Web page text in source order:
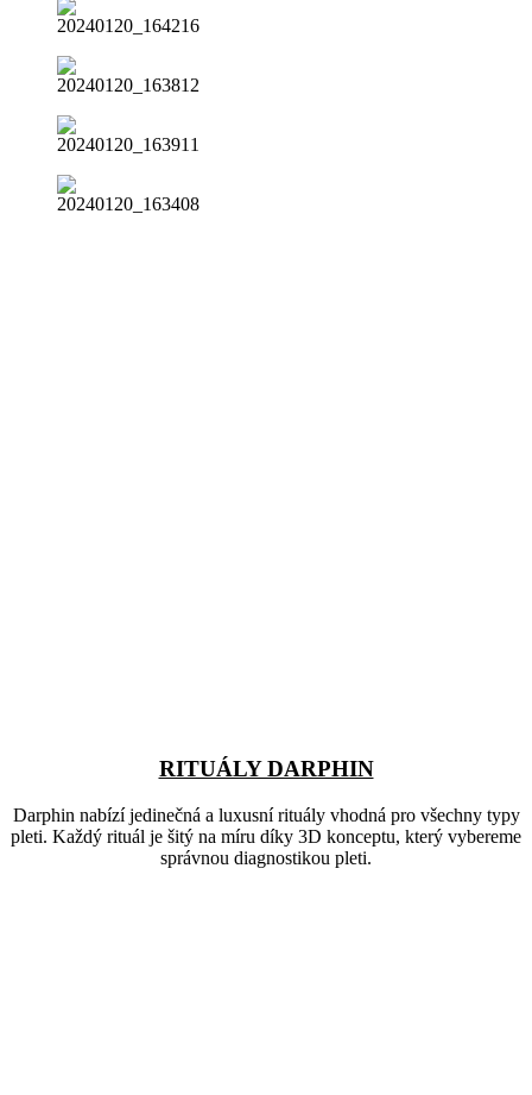
RITUÁLY DARPHIN
Darphin nabízí jedinečná a luxusní rituály vhodná pro všechny typy
pleti. Každý rituál je šitý na míru díky 3D konceptu, který vybereme
správnou diagnostikou pleti.